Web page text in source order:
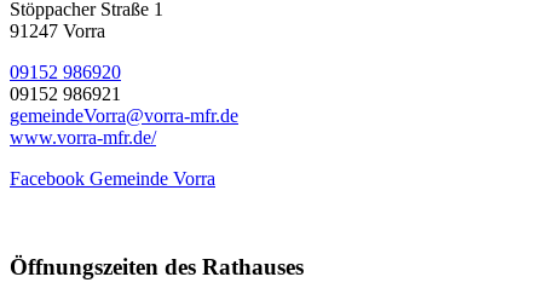
Stöppacher Straße 1
91247 Vorra
09152 986920
09152 986921
gemeindeVorra@vorra-mfr.de
www.vorra-mfr.de/
Facebook Gemeinde Vorra
Öffnungszeiten des Rathauses